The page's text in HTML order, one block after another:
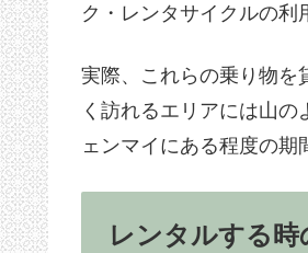
ク・レンタサイクルの利
実際、これらの乗り物を
く訪れるエリアには山
ェンマイにある程度の期
レンタルする時